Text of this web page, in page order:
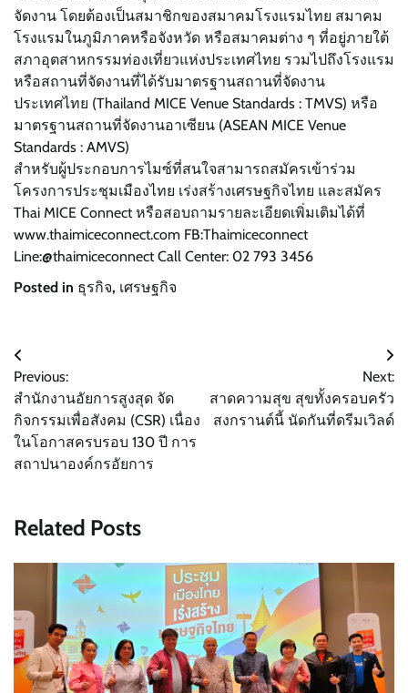
จัดงาน โดยต้องเป็นสมาชิกของสมาคมโรงแรมไทย สมาคม
โรงแรมในภูมิภาคหรือจังหวัด หรือสมาคมต่าง ๆ ที่อยู่ภายใต้
สภาอุตสาหกรรมท่องเที่ยวแห่งประเทศไทย รวมไปถึงโรงแรม
หรือสถานที่จัดงานที่ได้รับมาตรฐานสถานที่จัดงาน
ประเทศไทย (Thailand MICE Venue Standards : TMVS) หรือ
มาตรฐานสถานที่จัดงานอาเซียน (ASEAN MICE Venue
Standards : AMVS)
สำหรับผู้ประกอบการไมซ์ที่สนใจสามารถสมัครเข้าร่วม
โครงการประชุมเมืองไทย เร่งสร้างเศรษฐกิจไทย และสมัคร
Thai MICE Connect หรือสอบถามรายละเอียดเพิ่มเติมได้ที่
www.thaimiceconnect.com FB:Thaimiceconnect
Line:@thaimiceconnect Call Center: 02 793 3456
Posted in ธุรกิจ, เศรษฐกิจ
แนะแนว
เรื่อง
Previous:
สำนักงานอัยการสูงสุด จัด
กิจกรรมเพื่อสังคม (CSR) เนื่อง
ในโอกาสครบรอบ 130 ปี การ
สถาปนาองค์กรอัยการ
Next:
สาดความสุข สุขทั้งครอบครัว
สงกรานต์นี้ นัดกันที่ดรีมเวิลด์
Related Posts